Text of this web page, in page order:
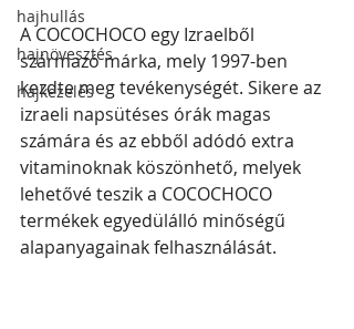
hajhullás
hajnövesztés
hajkezelés
A COCOCHOCO egy Izraelből
származó márka, mely 1997-ben
kezdte meg tevékenységét. Sikere az
izraeli napsütéses órák magas
számára és az ebből adódó extra
vitaminoknak köszönhető, melyek
lehetővé teszik a COCOCHOCO
termékek egyedülálló minőségű
alapanyagainak felhasználását.